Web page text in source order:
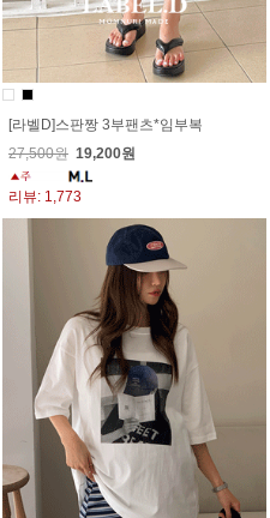
[라벨D]스판짱 3부팬츠*임부복
27,500원 19,200원
리뷰: 1,773